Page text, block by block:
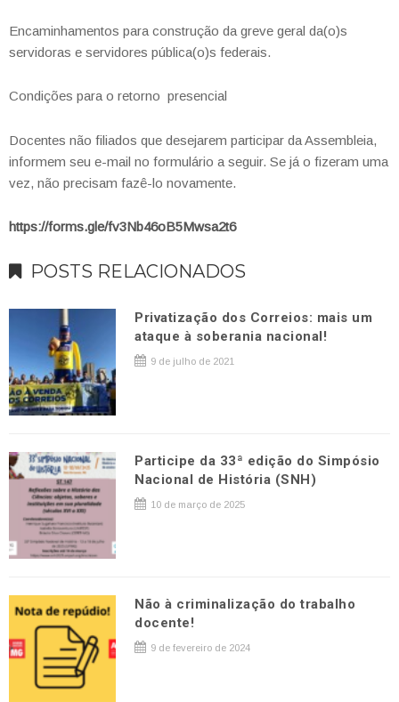
Encaminhamentos para construção da greve geral da(o)s
servidoras e servidores pública(o)s federais.
Condições para o retorno presencial
Docentes não filiados que desejarem participar da Assembleia,
informem seu e-mail no formulário a seguir. Se já o fizeram uma
vez, não precisam fazê-lo novamente.
https://forms.gle/fv3Nb46oB5Mwsa2t6
POSTS RELACIONADOS
Privatização dos Correios: mais um
ataque à soberania nacional!
9 de julho de 2021
Participe da 33ª edição do Simpósio
Nacional de História (SNH)
10 de março de 2025
Não à criminalização do trabalho
docente!
9 de fevereiro de 2024